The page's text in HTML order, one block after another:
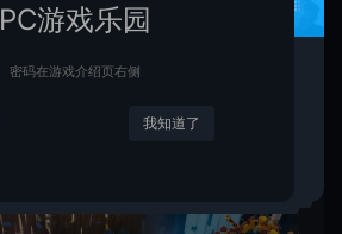
PC游戏乐园
密码在游戏介绍页右侧
我知道了